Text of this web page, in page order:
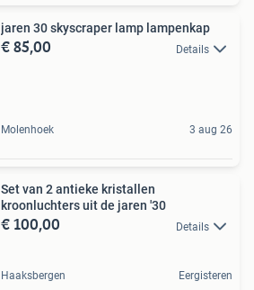
jaren 30 skyscraper lamp lampenkap
€ 85,00 Details
Molenhoek 3 aug 26
Set van 2 antieke kristallen
kroonluchters uit de jaren '30
€ 100,00 Details
Haaksbergen Eergisteren